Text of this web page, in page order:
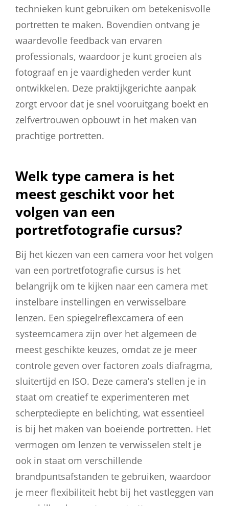
technieken kunt gebruiken om betekenisvolle
portretten te maken. Bovendien ontvang je
waardevolle feedback van ervaren
professionals, waardoor je kunt groeien als
fotograaf en je vaardigheden verder kunt
ontwikkelen. Deze praktijkgerichte aanpak
zorgt ervoor dat je snel vooruitgang boekt en
zelfvertrouwen opbouwt in het maken van
prachtige portretten.
Welk type camera is het
meest geschikt voor het
volgen van een
portretfotografie cursus?
Bij het kiezen van een camera voor het volgen
van een portretfotografie cursus is het
belangrijk om te kijken naar een camera met
instelbare instellingen en verwisselbare
lenzen. Een spiegelreflexcamera of een
systeemcamera zijn over het algemeen de
meest geschikte keuzes, omdat ze je meer
controle geven over factoren zoals diafragma,
sluitertijd en ISO. Deze camera’s stellen je in
staat om creatief te experimenteren met
scherptediepte en belichting, wat essentieel
is bij het maken van boeiende portretten. Het
vermogen om lenzen te verwisselen stelt je
ook in staat om verschillende
brandpuntsafstanden te gebruiken, waardoor
je meer flexibiliteit hebt bij het vastleggen van